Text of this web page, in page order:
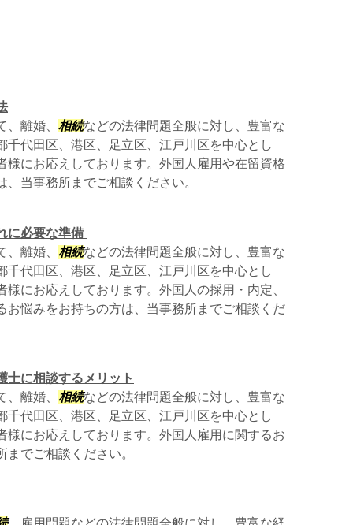
離婚、 相続などの法律問題全般に対し、豊富な
千代田区、港区、足立区、江戸川区を中心とし
様にお応えしております。外国人雇用や在留資格
当事務所までご相談ください。
に必要な準備
離婚、 相続などの法律問題全般に対し、豊富な
千代田区、港区、足立区、江戸川区を中心とし
にお応えしております。外国人の採用・内定、
お悩みをお持ちの方は、当事務所までご相談くだ
士に相談するメリット
離婚、 相続などの法律問題全般に対し、豊富な
千代田区、港区、足立区、江戸川区を中心とし
様にお応えしております。外国人雇用に関するお
でご相談ください。